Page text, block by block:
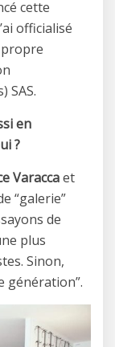
cette
officialisé
SAS.
en
?
Varaccaet
“galerie”
de
plus
Sinon,
génération”.